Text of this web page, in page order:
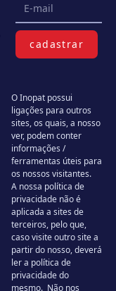
cadastrar
O Inopat possui
ligações para outros
sites, os quais, a nosso
ver, podem conter
informações /
ferramentas úteis para
os nossos visitantes.
A nossa política de
privacidade não é
aplicada a sites de
terceiros, pelo que,
caso visite outro site a
partir do nosso, deverá
ler a política de
privacidade do
mesmo. Não nos